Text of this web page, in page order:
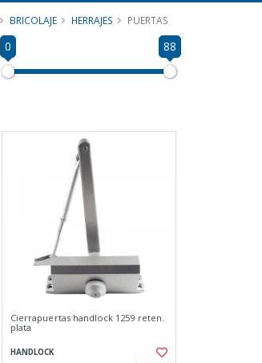
BRICOLAJE HERRAJES PUERTAS
0 88
Cierrapuertas handlock 1259 reten.
plata
HANDLOCK